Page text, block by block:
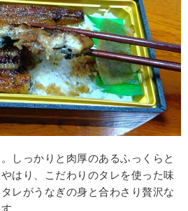
しっかりと肉厚のあるふっくらと
はり、こだわりのタレを使った味
レがうなぎの身と合わさり贅沢な